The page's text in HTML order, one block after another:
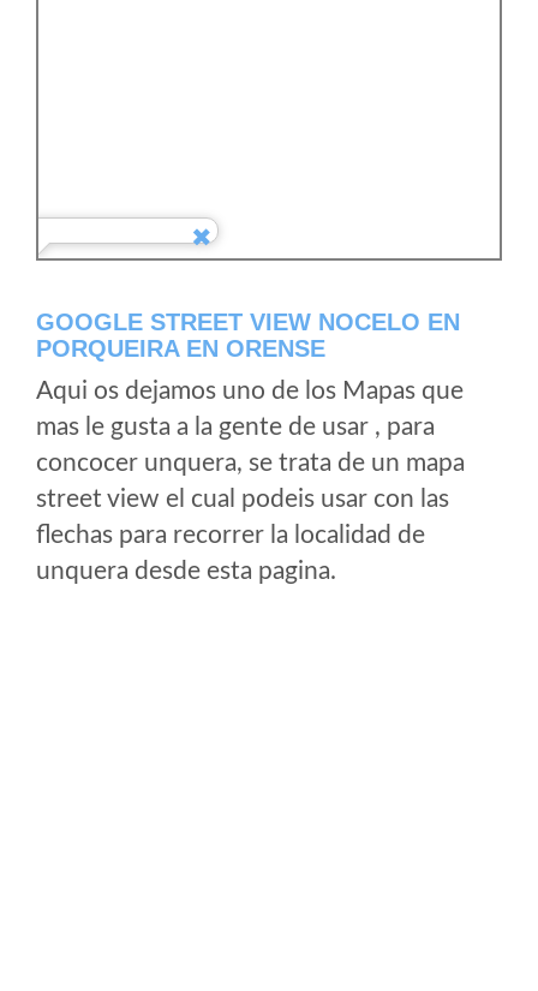
GOOGLE STREET VIEW NOCELO EN
PORQUEIRA EN ORENSE
Aqui os dejamos uno de los Mapas que
mas le gusta a la gente de usar , para
concocer unquera, se trata de un mapa
street view el cual podeis usar con las
flechas para recorrer la localidad de
unquera desde esta pagina.